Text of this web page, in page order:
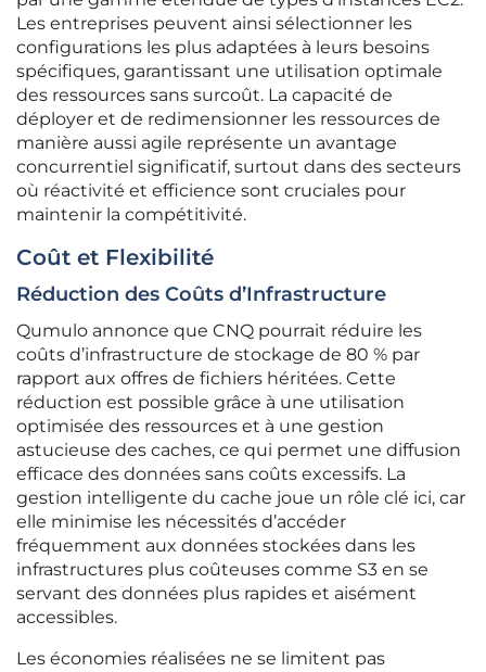
Les entreprises peuvent ainsi sélectionner les
configurations les plus adaptées à leurs besoins
spécifiques, garantissant une utilisation optimale
des ressources sans surcoût. La capacité de
déployer et de redimensionner les ressources de
manière aussi agile représente un avantage
concurrentiel significatif, surtout dans des secteurs
où réactivité et efficience sont cruciales pour
maintenir la compétitivité.
Coût et Flexibilité
Réduction des Coûts d’Infrastructure
Qumulo annonce que CNQ pourrait réduire les
coûts d’infrastructure de stockage de 80 % par
rapport aux offres de fichiers héritées. Cette
réduction est possible grâce à une utilisation
optimisée des ressources et à une gestion
astucieuse des caches, ce qui permet une diffusion
efficace des données sans coûts excessifs. La
gestion intelligente du cache joue un rôle clé ici, car
elle minimise les nécessités d’accéder
fréquemment aux données stockées dans les
infrastructures plus coûteuses comme S3 en se
servant des données plus rapides et aisément
accessibles.
Les économies réalisées ne se limitent pas